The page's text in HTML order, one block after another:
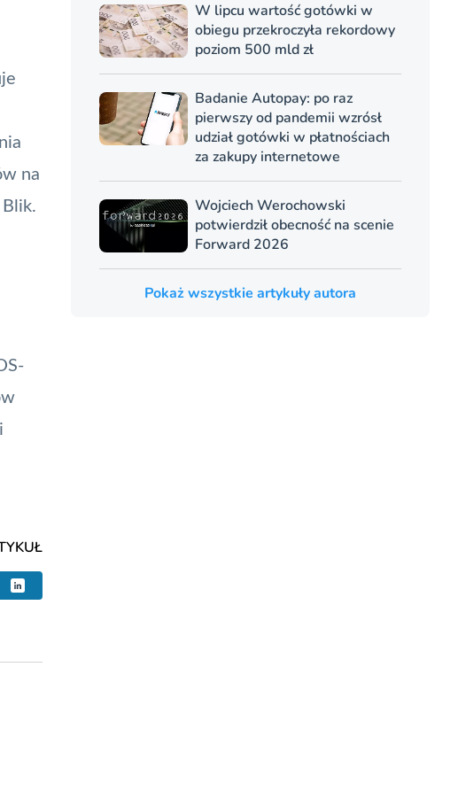
na
Blik.
W lipcu wartość gotówki w
obiegu przekroczyła rekordowy
poziom 500 mld zł
Badanie Autopay: po raz
pierwszy od pandemii wzrósł
udział gotówki w płatnościach
za zakupy internetowe
Wojciech Werochowski
potwierdził obecność na scenie
Forward 2026
Pokaż wszystkie artykuły autora